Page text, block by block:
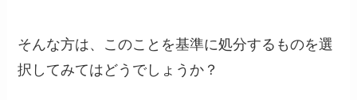
そんな方は、このことを基準に処分するものを選
択してみてはどうでしょうか？